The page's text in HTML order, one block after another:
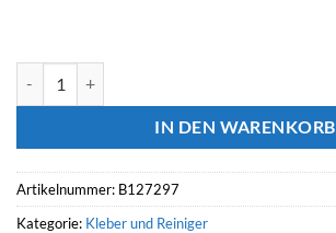
IN DEN WARENKORB
Artikelnummer: B127297
Kategorie: Kleber und Reiniger